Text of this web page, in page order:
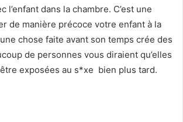
l’enfant dans la chambre. C’est une
de manière précoce votre enfant à la
chose faite avant son temps crée des
de personnes vous diraient qu’elles
exposées au s*xe bien plus tard.